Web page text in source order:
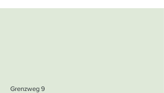
Grenzweg 9